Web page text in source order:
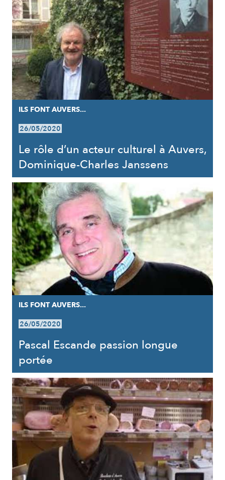
ILS FONT AUVERS...
26/05/2020
Le rôle d’un acteur culturel à Auvers,
Dominique-Charles Janssens
ILS FONT AUVERS...
26/05/2020
Pascal Escande passion longue
portée